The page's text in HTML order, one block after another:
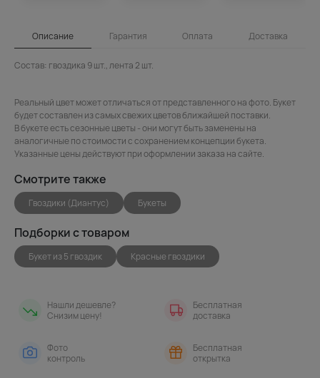
Описание Гарантия Оплата Доставка
Состав: гвоздика 9 шт., лента 2 шт.
Реальный цвет может отличаться от представленного на фото. Букет
будет составлен из самых свежих цветов ближайшей поставки.
В букете есть сезонные цветы - они могут быть заменены на
аналогичные по стоимости с сохранением концепции букета.
Указанные цены действуют при оформлении заказа на сайте.
Смотрите также
Гвоздики (Диантус) Букеты
Подборки с товаром
Букет из 5 гвоздик Красные гвоздики
Нашли дешевле?
Снизим цену!
Бесплатная
доставка
Фото
контроль
Бесплатная
открытка